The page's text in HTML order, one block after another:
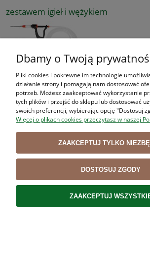
zestawem igieł i wężykiem
Podstawka do ostrzałek RAPID STEEL
ACTION, POLISH, CZARNA
Dbamy o Twoją
Pliki cookies i pokrewne im technologie
działanie strony i pomagają nam dostosować
potrzeb. Możesz zaakceptować wykorzystanie
tych plików i przejść do sklepu lub dostosować
swoich preferencji, wybierając opcję "Dostosuj
Więcej o plikach cookies przeczytasz w naszej
ZAAKCEPTUJ TYLKO
DOSTOSUJ ZGODY
ZAAKCEPTUJ